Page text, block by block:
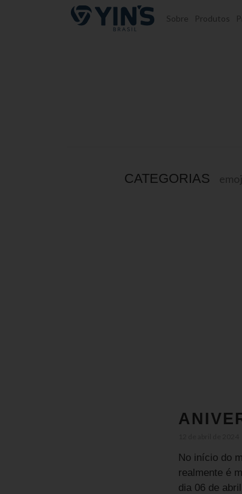
Pular para o conteúdo Sobre Produtos
CATEGORIAS
No início do
realmente é
dia 06 de